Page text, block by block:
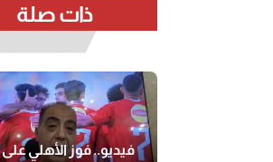
ذات صلة
فيديو.. فوز الأهلي على